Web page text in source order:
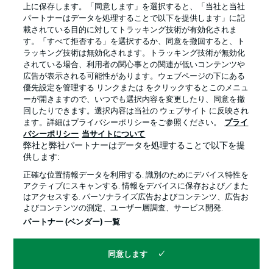
プライバシー・ポリシー 優先設定を管理する
利用条件 放送局
求人 選手
当サイトについて
© 2026 Bundesliga-Gruppe GmbH
言語をお選びください
上に保存します。「同意します」を選択すると、「当社と当社
パートナーはデータを処理することで以下を提供します」に記
載されている目的に対してトラッキング技術が有効化されま
す。「すべて拒否する」を選択するか、同意を撤回すると、ト
ラッキング技術は無効化されます。トラッキング技術が無効化
されている場合、利用者の関心事との関連が低いコンテンツや
広告が表示される可能性があります。ウェブページの下にある
優先設定を管理する リンクまたは をクリックするとこのメニュ
ーが開きますので、いつでも選択内容を変更したり、同意を撤
回したりできます。選択内容は当社の ウェブサイト に反映され
ます。詳細はプライバシーポリシーをご参照ください。
プライ
バシーポリシー 当サイトについて
弊社と弊社パートナーはデータを処理することで以下を提
供します:
正確な位置情報データを利用する. 識別のためにデバイス特性を
アクティブにスキャンする. 情報をデバイスに保存および／また
はアクセスする. パーソナライズ広告およびコンテンツ、広告お
よびコンテンツの測定、ユーザー層調査、サービス開発.
パートナー (ベンダー) 一覧
同意します